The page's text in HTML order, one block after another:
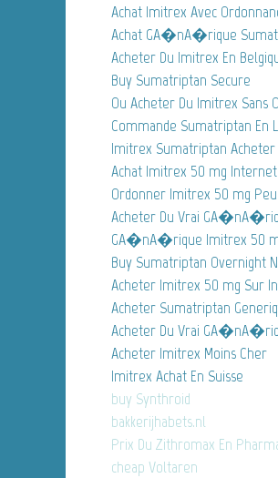
Achat Imitrex Avec
Achat GA�nA�rique
Acheter Du Imitrex En
Buy Sumatriptan Secure
Ou Acheter Du Imitrex Sans
Commande Sumatriptan En
Imitrex Sumatriptan Acheter
Achat Imitrex 50 mg
Ordonner Imitrex 50 mg
Acheter Du Vrai
GA�nA�rique Imitrex 50
Buy Sumatriptan Overnight
Acheter Imitrex 50 mg Sur
Acheter Sumatriptan
Acheter Du Vrai
Acheter Imitrex Moins Cher
Imitrex Achat En Suisse
buy Synthroid
bakkerijhabets.nl
Prix Du Zithromax En
cheap Voltaren